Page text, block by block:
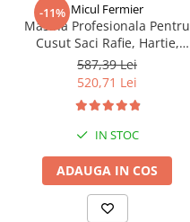
-11% Micul Fermier
Masina Profesionala Pentru
Cusut Saci Rafie, Hartie,
Panza-Plastic 210w taiere
automata, Micul Fermier
GF-1681
587,39 Lei
520,71 Lei
IN STOC
ADAUGA IN COS